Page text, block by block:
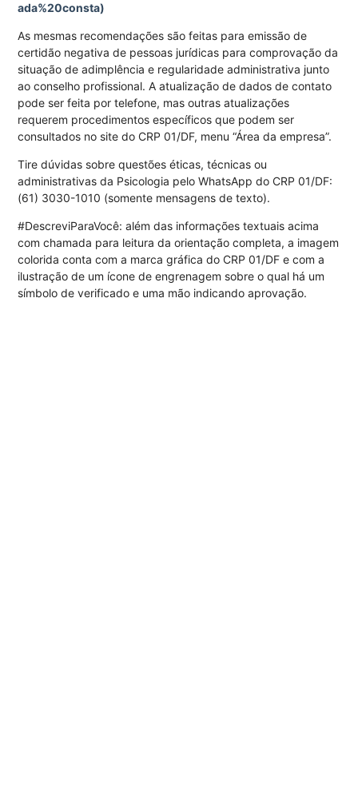
ada%20consta)
As mesmas recomendações são feitas para emissão de
certidão negativa de pessoas jurídicas para comprovação da
situação de adimplência e regularidade administrativa junto
ao conselho profissional. A atualização de dados de contato
pode ser feita por telefone, mas outras atualizações
requerem procedimentos específicos que podem ser
consultados no site do CRP 01/DF, menu “Área da empresa”.
Tire dúvidas sobre questões éticas, técnicas ou
administrativas da Psicologia pelo WhatsApp do CRP 01/DF:
(61) 3030-1010 (somente mensagens de texto).
#DescreviParaVocê: além das informações textuais acima
com chamada para leitura da orientação completa, a imagem
colorida conta com a marca gráfica do CRP 01/DF e com a
ilustração de um ícone de engrenagem sobre o qual há um
símbolo de verificado e uma mão indicando aprovação.